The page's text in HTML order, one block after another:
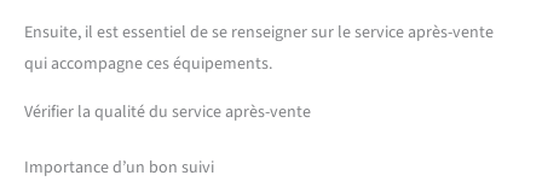
Ensuite, il est essentiel de se renseigner sur le service après-vente
qui accompagne ces équipements.
Vérifier la qualité du service après-vente
Importance d’un bon suivi